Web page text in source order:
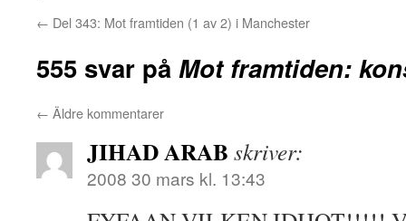
← Del 343: Mot framtiden (1 av 2) i Manchester
555 svar på Mot framtiden:
← Äldre kommentarer
JIHAD ARAB skriver:
2008 30 mars kl. 13:43